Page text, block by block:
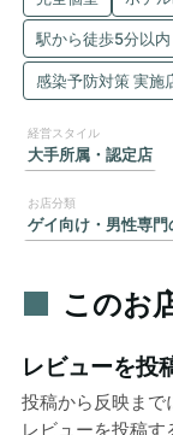
駅から徒歩5分以内
感染予防対策 実施
大手所属・認定店
ゲイ向け・男性専門
このお
レビューを投
投稿から反映まで